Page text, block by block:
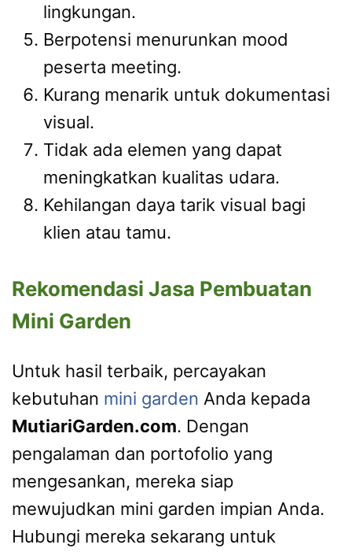
lingkungan.
Berpotensi menurunkan mood
peserta meeting.
Kurang menarik untuk dokumentasi
visual.
Tidak ada elemen yang dapat
meningkatkan kualitas udara.
Kehilangan daya tarik visual bagi
klien atau tamu.
Rekomendasi Jasa Pembuatan
Mini Garden
Untuk hasil terbaik, percayakan
kebutuhan mini garden Anda kepada
MutiariGarden.com. Dengan
pengalaman dan portofolio yang
mengesankan, mereka siap
mewujudkan mini garden impian Anda.
Hubungi mereka sekarang untuk